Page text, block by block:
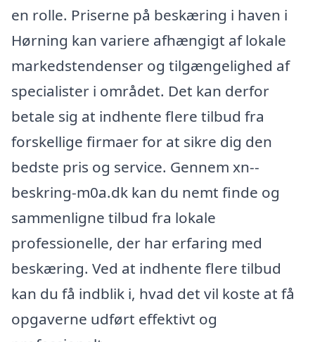
en rolle. Priserne på beskæring i haven i
Hørning kan variere afhængigt af lokale
markedstendenser og tilgængelighed af
specialister i området. Det kan derfor
betale sig at indhente flere tilbud fra
forskellige firmaer for at sikre dig den
bedste pris og service. Gennem xn--
beskring-m0a.dk kan du nemt finde og
sammenligne tilbud fra lokale
professionelle, der har erfaring med
beskæring. Ved at indhente flere tilbud
kan du få indblik i, hvad det vil koste at få
opgaverne udført effektivt og